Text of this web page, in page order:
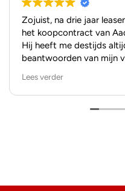
Zojuist, na drie jaar
het koopcontract van
Hij heeft me destijds
beantwoorden van mijn
zeggen dan dat ik het
ervaren.
Lees verder